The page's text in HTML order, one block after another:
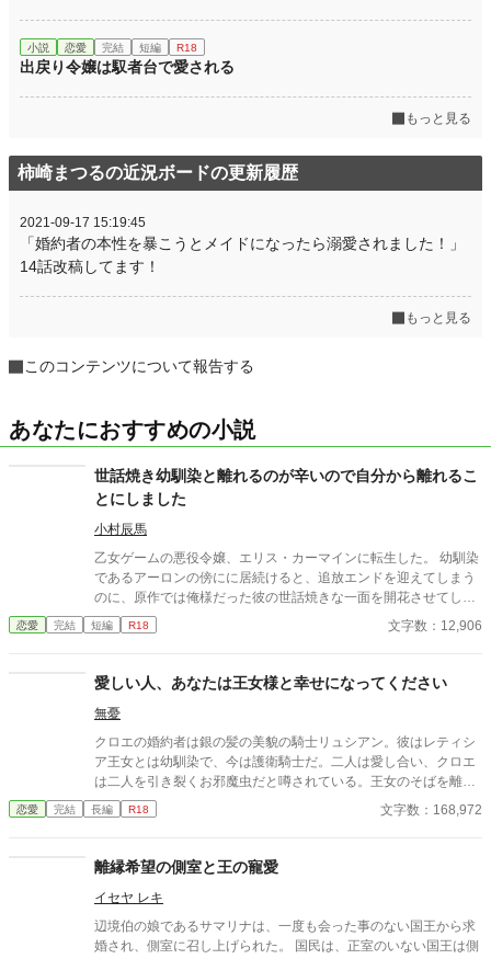
小説 恋愛 完結 短編 R18
出戻り令嬢は馭者台で愛される
もっと見る
柿崎まつるの近況ボードの更新履歴
2021-09-17 15:19:45
「婚約者の本性を暴こうとメイドになったら溺愛されました！」
14話改稿してます！
もっと見る
このコンテンツについて報告する
あなたにおすすめの小説
世話焼き幼馴染と離れるのが辛いので自分から離れるこ
とにしました
小村辰馬
乙女ゲームの悪役令嬢、エリス・カーマインに転生した。 幼馴染
であるアーロンの傍にに居続けると、追放エンドを迎えてしまう
のに、原作では俺様だった彼の世話焼きな一面を開花させてしま
い、居心地の良い彼のそばを離れるのが辛くなってしまう。 なら
ば彼の代わりに男友達を作ろうと画策するがーー
恋愛 完結 短編 R18 文字数：12,906
愛しい人、あなたは王女様と幸せになってください
無憂
クロエの婚約者は銀の髪の美貌の騎士リュシアン。彼はレティシ
ア王女とは幼馴染で、今は護衛騎士だ。二人は愛し合い、クロエ
は二人を引き裂くお邪魔虫だと噂されている。王女のそばを離れ
ないリュシアンとは、ここ数年、ろくな会話もない。愛されない
日々に疲れたクロエは、婚約を破棄することを決意し、リュシア
恋愛 完結 長編 R18 文字数：168,972
離縁希望の側室と王の寵愛
イセヤ レキ
辺境伯の娘であるサマリナは、一度も会った事のない国王から求
婚され、側室に召し上げられた。 国民は、正室のいない国王は側